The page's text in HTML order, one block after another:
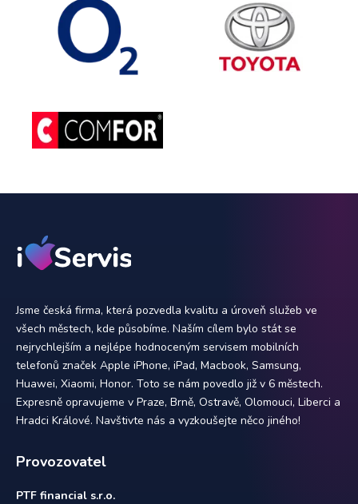
Jsme česká firma, která pozvedla kvalitu a úroveň služeb ve
všech městech, kde působíme. Naším cílem bylo stát se
nejrychlejším a nejlépe hodnoceným servisem mobilních
telefonů značek Apple iPhone, iPad, Macbook, Samsung,
Huawei, Xiaomi, Honor. Toto se nám povedlo již v 6 městech.
Expresně opravujeme v Praze, Brně, Ostravě, Olomouci, Liberci a
Hradci Králové. Navštivte nás a vyzkoušejte něco jiného!
Provozovatel
PTF financial s.r.o.